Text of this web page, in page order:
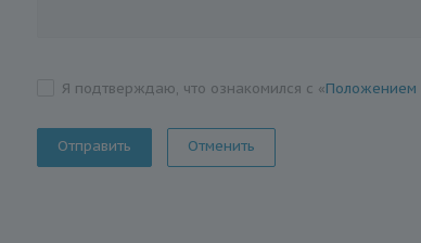
Я подтверждаю, что ознакомился с «Положением
Отменить